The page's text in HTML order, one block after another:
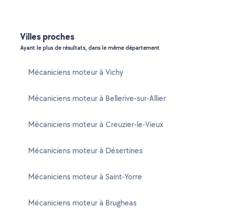
Villes proches
Ayant le plus de résultats, dans le même département
Mécaniciens moteur à Vichy
Mécaniciens moteur à Bellerive-sur-Allier
Mécaniciens moteur à Creuzier-le-Vieux
Mécaniciens moteur à Désertines
Mécaniciens moteur à Saint-Yorre
Mécaniciens moteur à Brugheas